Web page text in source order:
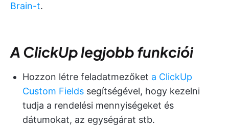
Brain-t.
A ClickUp legjobb funkciói
Hozzon létre feladatmezőket a ClickUp
Custom Fields segítségével, hogy kezelni
tudja a rendelési mennyiségeket és
dátumokat, az egységárat stb.